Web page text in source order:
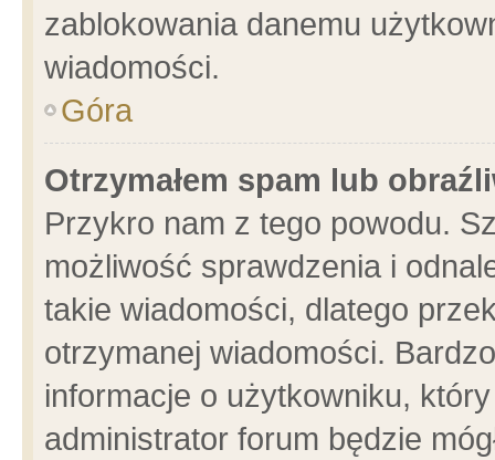
zablokowania danemu
wiadomości.
Góra
Otrzymałem spam lub
Przykro nam z tego powodu.
możliwość sprawdzenia i
takie wiadomości, dlatego
otrzymanej wiadomości.
informacje o użytkowniku,
administrator forum będzie